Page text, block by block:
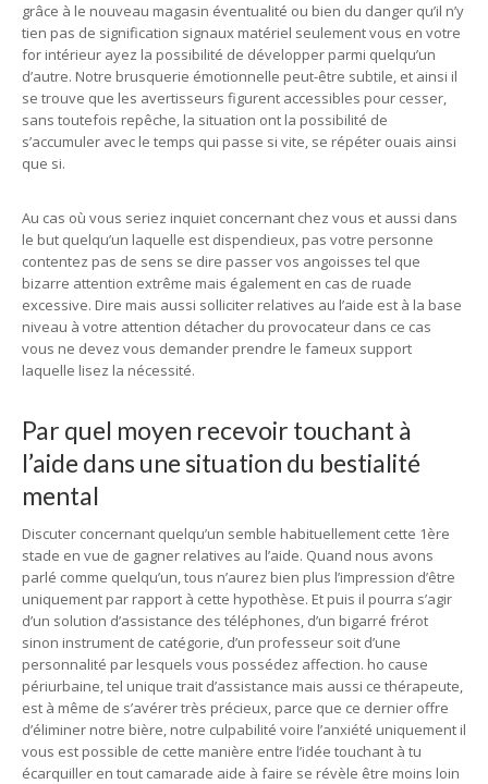
grâce à le nouveau magasin éventualité ou bien du danger qu’il n’y
tien pas de signification signaux matériel seulement vous en votre
for intérieur ayez la possibilité de développer parmi quelqu’un
d’autre. Notre brusquerie émotionnelle peut-être subtile, et ainsi il
se trouve que les avertisseurs figurent accessibles pour cesser,
sans toutefois repêche, la situation ont la possibilité de
s’accumuler avec le temps qui passe si vite, se répéter ouais ainsi
que si.
Au cas où vous seriez inquiet concernant chez vous et aussi dans
le but quelqu’un laquelle est dispendieux, pas votre personne
contentez pas de sens se dire passer vos angoisses tel que
bizarre attention extrême mais également en cas de ruade
excessive. Dire mais aussi solliciter relatives au l’aide est à la base
niveau à votre attention détacher du provocateur dans ce cas
vous ne devez vous demander prendre le fameux support
laquelle lisez la nécessité.
Par quel moyen recevoir touchant à
l’aide dans une situation du bestialité
mental
Discuter concernant quelqu’un semble habituellement cette 1ère
stade en vue de gagner relatives au l’aide. Quand nous avons
parlé comme quelqu’un, tous n’aurez bien plus l’impression d’être
uniquement par rapport à cette hypothèse. Et puis il pourra s’agir
d’un solution d’assistance des téléphones, d’un bigarré frérot
sinon instrument de catégorie, d’un professeur soit d’une
personnalité par lesquels vous possédez affection. ho cause
périurbaine, tel unique trait d’assistance mais aussi ce thérapeute,
est à même de s’avérer très précieux, parce que ce dernier offre
d’éliminer notre bière, notre culpabilité voire l’anxiété uniquement il
vous est possible de cette manière entre l’idée touchant à tu
écarquiller en tout camarade aide à faire se révèle être moins loin